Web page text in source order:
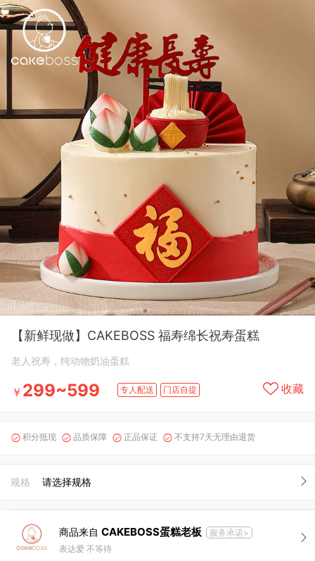
【新鲜现做】CAKEBOSS 福寿绵长祝寿蛋糕
老人祝寿，纯动物奶油蛋糕
￥ 299~599 专人配送 门店自提 收藏
 积分抵现  品质保障  正品保证  不支持7天无理由退货
规格 请选择规格
商品来自 CAKEBOSS蛋糕老板
服务承诺>
表达爱 不等待